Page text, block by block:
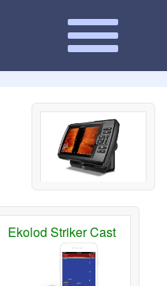
Ekolod Striker Cast